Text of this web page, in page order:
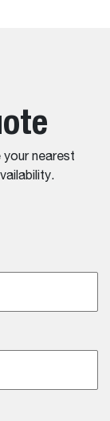
your nearest